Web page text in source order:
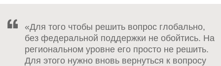
«Для того чтобы решить вопрос глобально,
без федеральной поддержки не обойтись. На
региональном уровне его просто не решить.
Для этого нужно вновь вернуться к вопросу